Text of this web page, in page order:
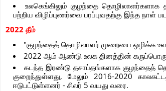
உலகெங்கிலும் குழந்தை
பற்றிய விழிப்புணர்வை பரப்புவதற்கு இந்த நாள்
2022 தீம்
"குழந்தைத் தொழிலாளர் முறையை ஒழிக்க
2022 ஆம் ஆண்டு உலக தினத்தின்
கடந்த இரண்டு தசாப்தங்களாக குழந்தைத்
குறைந்துள்ளது, மேலும் 2016-2020
ஈடுபட்டுள்ளனர் - சிலர் 5 வயது வரை.